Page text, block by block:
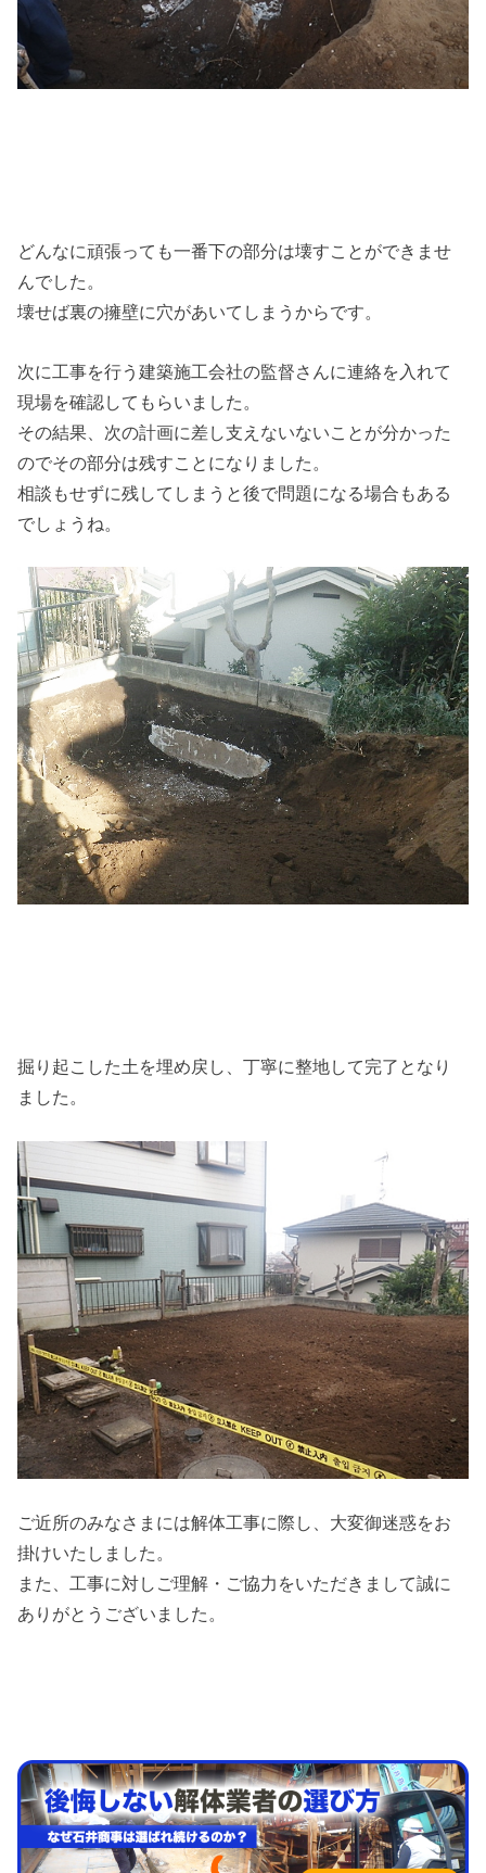
どんなに頑張っても一番下の部分は壊すことができませ
んでした。
壊せば裏の擁壁に穴があいてしまうからです。
次に工事を行う建築施工会社の監督さんに連絡を入れて
現場を確認してもらいました。
その結果、次の計画に差し支えないないことが分かった
のでその部分は残すことになりました。
相談もせずに残してしまうと後で問題になる場合もある
でしょうね。
掘り起こした土を埋め戻し、丁寧に整地して完了となり
ました。
ご近所のみなさまには解体工事に際し、大変御迷惑をお
掛けいたしました。
また、工事に対しご理解・ご協力をいただきまして誠に
ありがとうございました。